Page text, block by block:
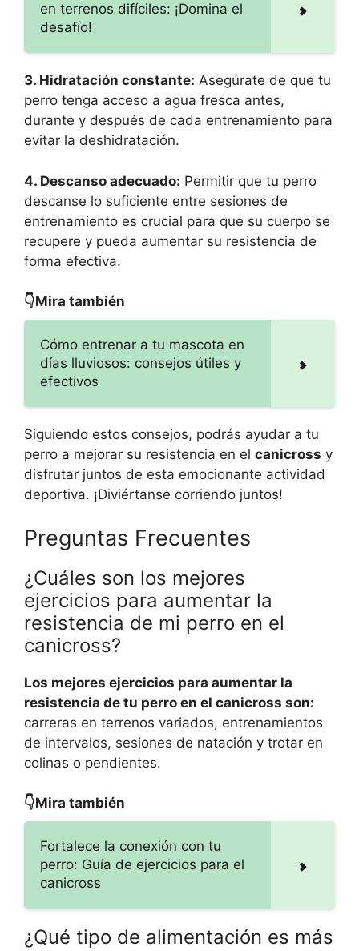
en terrenos difíciles: ¡Domina el
desafío!
3. Hidratación constante: Asegúrate de que tu
perro tenga acceso a agua fresca antes,
durante y después de cada entrenamiento para
evitar la deshidratación.
4. Descanso adecuado: Permitir que tu perro
descanse lo suficiente entre sesiones de
entrenamiento es crucial para que su cuerpo se
recupere y pueda aumentar su resistencia de
forma efectiva.
👇Mira también
Cómo entrenar a tu mascota en
días lluviosos: consejos útiles y
efectivos
Siguiendo estos consejos, podrás ayudar a tu
perro a mejorar su resistencia en el canicross y
disfrutar juntos de esta emocionante actividad
deportiva. ¡Diviértanse corriendo juntos!
Preguntas Frecuentes
¿Cuáles son los mejores
ejercicios para aumentar la
resistencia de mi perro en el
canicross?
Los mejores ejercicios para aumentar la
resistencia de tu perro en el canicross son:
carreras en terrenos variados, entrenamientos
de intervalos, sesiones de natación y trotar en
colinas o pendientes.
👇Mira también
Fortalece la conexión con tu
perro: Guía de ejercicios para el
canicross
¿Qué tipo de alimentación es más